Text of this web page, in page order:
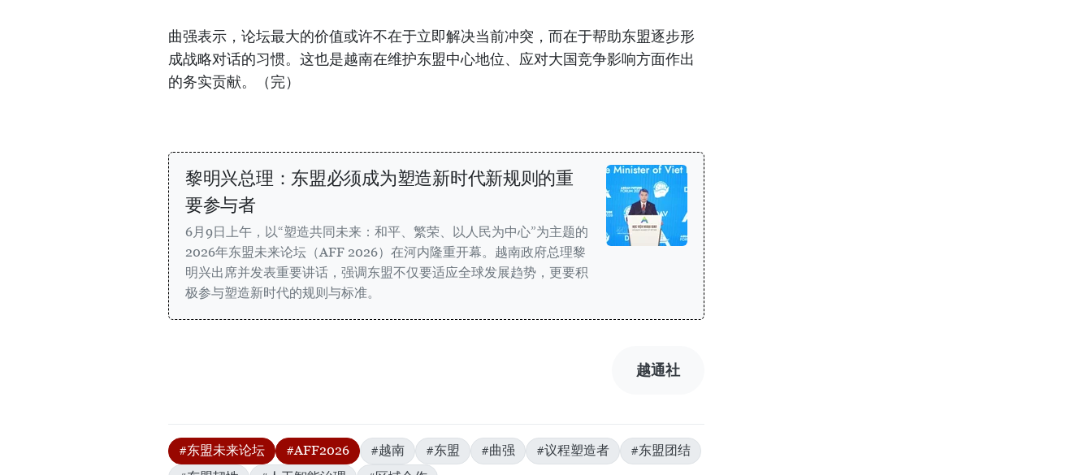
曲强表示，论坛最大的价值或许不在于立即解决当前冲突，而在于帮助东盟逐步形
成战略对话的习惯。这也是越南在维护东盟中心地位、应对大国竞争影响方面作出
的务实贡献。（完）
黎明兴总理：东盟必须成为塑造新时代新规则的重
要参与者
6月9日上午，以“塑造共同未来：和平、繁荣、以人民为中心”为主题的
2026年东盟未来论坛（AFF 2026）在河内隆重开幕。越南政府总理黎
明兴出席并发表重要讲话，强调东盟不仅要适应全球发展趋势，更要积
极参与塑造新时代的规则与标准。
越通社
#东盟未来论坛 #AFF2026 #越南 #东盟 #曲强 #议程塑造者
#东盟团结